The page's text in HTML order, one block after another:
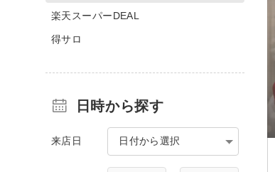
楽天スーパーDEAL
得サロ
日時から探す
来店日 日付から選択